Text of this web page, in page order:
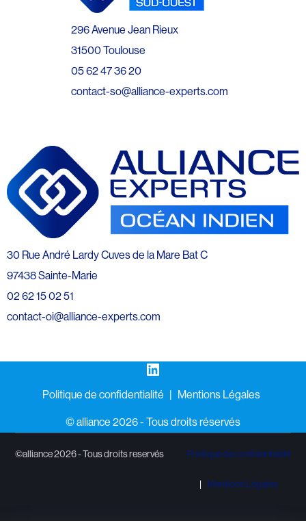
296 Avenue Jean Rieux
31500 Toulouse
05 62 47 36 20
contact-so@alliance-experts.com
30 Rue André Lardy Cuves de la Mare Bat C
97438 Sainte-Marie
02 62 15 02 51
contact-oi@alliance-experts.com
LinkedIn
Politique de confidentialité Mentions Légales
©️ alliance 2026 - Tous droits réservés
©alliance 2026 - Tous droits reservés Politique de confidentialité
Mentions Légales